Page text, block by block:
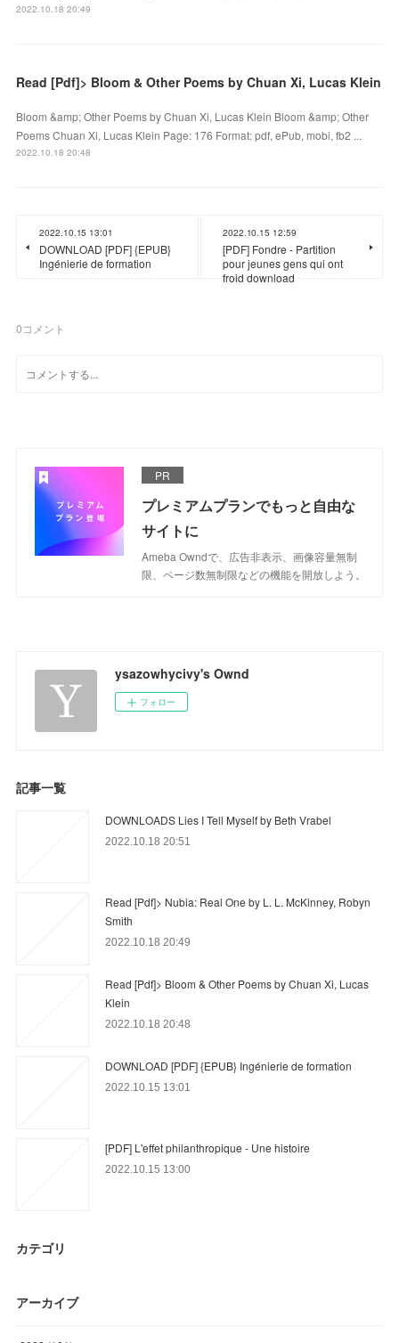
2022.10.18 20:49
Read [Pdf]> Bloom & Other Poems by Chuan Xi, Lucas Klein
Bloom &amp; Other Poems by Chuan Xi, Lucas Klein Bloom &amp; Other
Poems Chuan Xi, Lucas Klein Page: 176 Format: pdf, ePub, mobi, fb2 ...
2022.10.18 20:48
2022.10.15 13:01
DOWNLOAD [PDF] {EPUB}
Ingénierie de formation
2022.10.15 12:59
[PDF] Fondre - Partition
pour jeunes gens qui ont
froid download
0コメント
PR
プレミアムプランでもっと自由な
サイトに
Ameba Owndで、広告非表示、画像容量無制
限、ページ数無制限などの機能を開放しよう。
ysazowhycivy's Ownd
フォロー
記事一覧
DOWNLOADS Lies I Tell Myself by Beth Vrabel
2022.10.18 20:51
Read [Pdf]> Nubia: Real One by L. L. McKinney, Robyn
Smith
2022.10.18 20:49
Read [Pdf]> Bloom & Other Poems by Chuan Xi, Lucas
Klein
2022.10.18 20:48
DOWNLOAD [PDF] {EPUB} Ingénierie de formation
2022.10.15 13:01
[PDF] L'effet philanthropique - Une histoire
2022.10.15 13:00
カテゴリ
アーカイブ